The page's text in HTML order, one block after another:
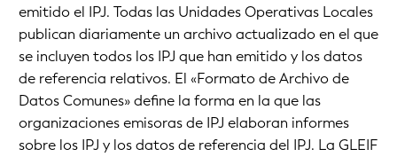
emitido el IPJ. Todas las Unidades Operativas Locales
publican diariamente un archivo actualizado en el que
se incluyen todos los IPJ que han emitido y los datos
de referencia relativos. El «Formato de Archivo de
Datos Comunes» define la forma en la que las
organizaciones emisoras de IPJ elaboran informes
sobre los IPJ y los datos de referencia del IPJ. La GLEIF